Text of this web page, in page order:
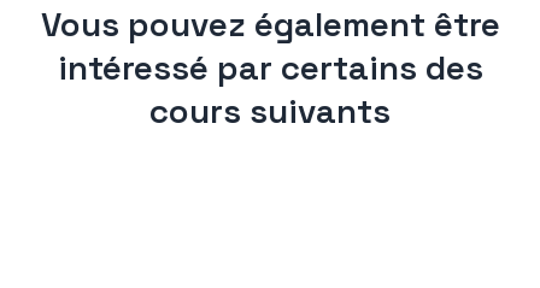
Vous pouvez également être
intéressé par certains des
cours suivants